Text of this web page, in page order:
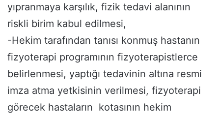
yıpranmaya karşılık, fizik tedavi alanının
riskli birim kabul edilmesi,
-Hekim tarafından tanısı konmuş hastanın
fizyoterapi programının fizyoterapistlerce
belirlenmesi, yaptığı tedavinin altına resmi
imza atma yetkisinin verilmesi, fizyoterapi
görecek hastaların kotasının hekim